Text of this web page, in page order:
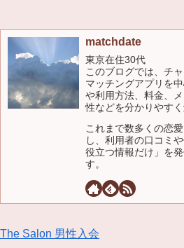
matchdate
東京在住30代
このブログでは、チ
マッチングアプリを
や利用方法、料金、
性などを分かりやすく
これまで数多くの恋
し、利用者の口コミ
役立つ情報だけ」を
す。
The Salon 男性入会